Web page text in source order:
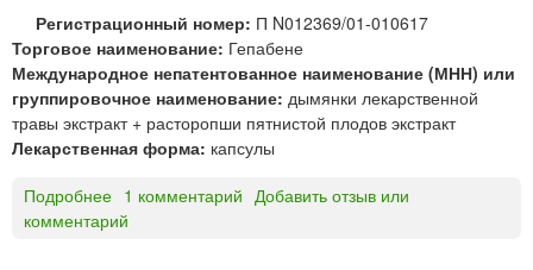
Регистрационный номер: П N012369/01-010617
Торговое наименование: Гепабене
Международное непатентованное наименование (МНН) или
группировочное наименование: дымянки лекарственной
травы экстракт + расторопши пятнистой плодов экстракт
Лекарственная форма: капсулы
Подробнее
Г
1 комментарий Добавить отзыв или
комментарий